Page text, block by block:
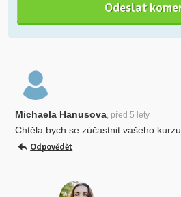
Michaela Hanusova, před 5 lety
Chtěla bych se zúčastnit vašeho kurzu
Odpovědět